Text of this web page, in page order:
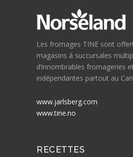
Les fromages TINE sont
magasins à succursales
d’innombrables fromageries
indépendantes partout au
www.jarlsberg.com
www.tine.no
RECETTES